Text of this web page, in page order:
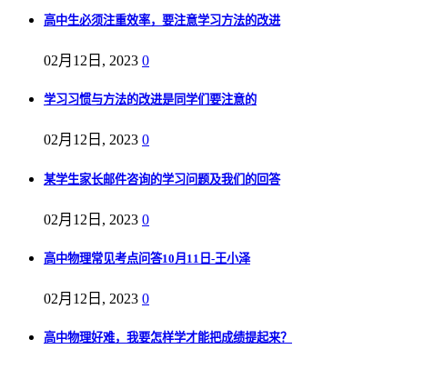
高中生必须注重效率，要注意学习方法的改进
02月12日, 2023 0
学习习惯与方法的改进是同学们要注意的
02月12日, 2023 0
某学生家长邮件咨询的学习问题及我们的回答
02月12日, 2023 0
高中物理常见考点问答10月11日-王小泽
02月12日, 2023 0
高中物理好难，我要怎样学才能把成绩提起来？